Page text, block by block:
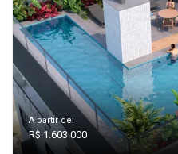
A partir de:
R$ 1.603.000